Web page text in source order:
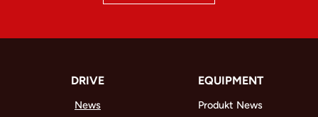
DRIVE
News
EQUIPMENT
Produkt News